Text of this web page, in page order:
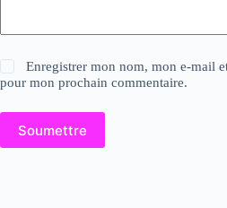
Enregistrer mon nom, mon e-mail
pour mon prochain commentaire.
Soumettre